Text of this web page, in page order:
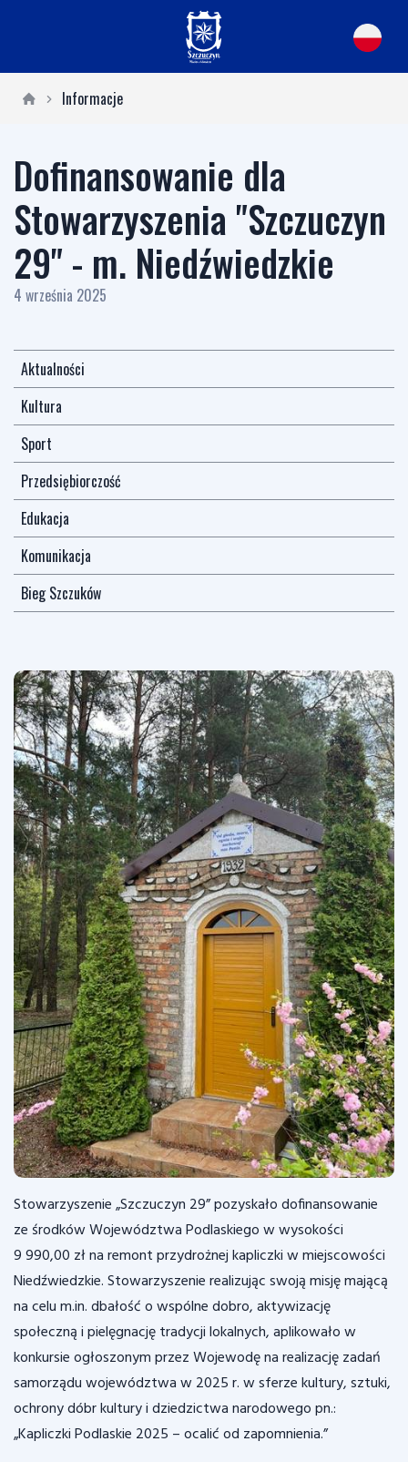
Informacje
Dofinansowanie dla
Stowarzyszenia "Szczuczyn
29" - m. Niedźwiedzkie
4 września 2025
Aktualności
Kultura
Sport
Przedsiębiorczość
Edukacja
Komunikacja
Bieg Szczuków
Stowarzyszenie „Szczuczyn 29” pozyskało dofinansowanie
ze środków Województwa Podlaskiego w wysokości
9 990,00 zł na remont przydrożnej kapliczki w miejscowości
Niedźwiedzkie. Stowarzyszenie realizując swoją misję mającą
na celu m.in. dbałość o wspólne dobro, aktywizację
społeczną i pielęgnację tradycji lokalnych, aplikowało w
konkursie ogłoszonym przez Wojewodę na realizację zadań
samorządu województwa w 2025 r. w sferze kultury, sztuki,
ochrony dóbr kultury i dziedzictwa narodowego pn.:
„Kapliczki Podlaskie 2025 – ocalić od zapomnienia.”